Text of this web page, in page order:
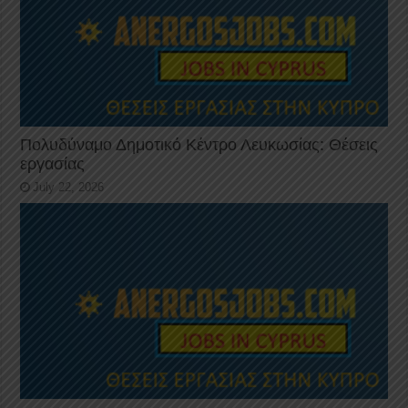
Πολυδύναμο Δημοτικό Κέντρο Λευκωσίας: Θέσεις
εργασίας
July 22, 2026